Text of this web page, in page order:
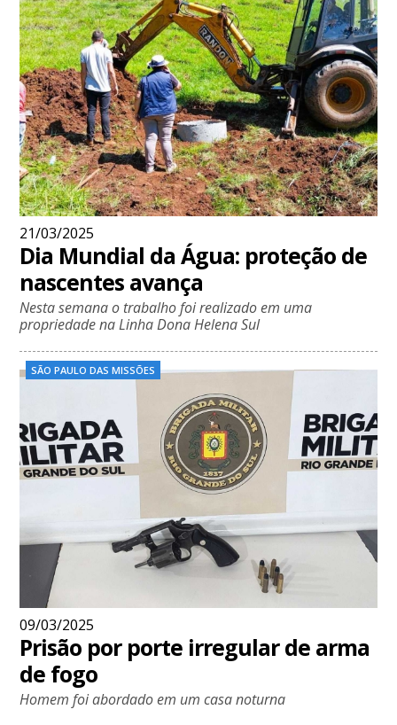
21/03/2025
Dia Mundial da Água: proteção de
nascentes avança
Nesta semana o trabalho foi realizado em uma
propriedade na Linha Dona Helena Sul
SÃO PAULO DAS MISSÕES
09/03/2025
Prisão por porte irregular de arma
de fogo
Homem foi abordado em um casa noturna